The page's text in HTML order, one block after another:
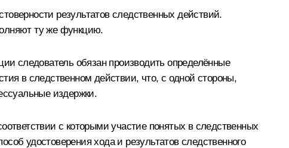
результатов следственных действий.
ту же функцию.
следователь обязан производить определённые
в следственном действии, что, с одной стороны,
издержки.
с которыми участие понятых в следственных
удостоверения хода и результатов следственного